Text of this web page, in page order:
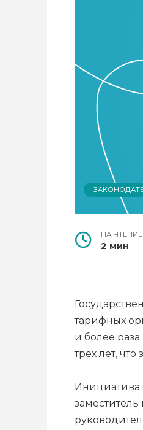
НА ЧТЕНИЕ
2 мин
тарифных
и более
трёх лет,
Инициатива